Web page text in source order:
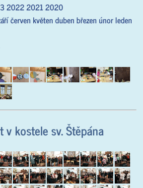
202220212020
červen květen duben březen únorleden
kostele sv. Štěpána